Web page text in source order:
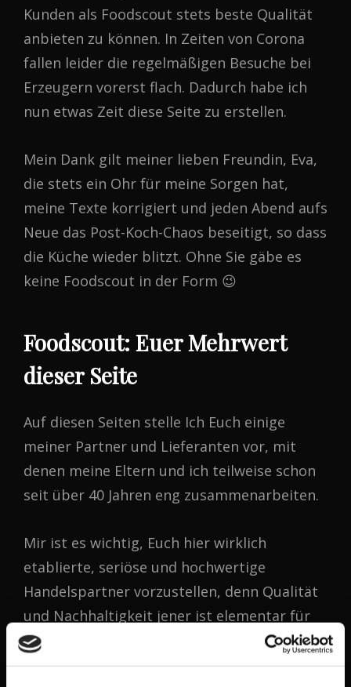
Kunden als Foodscout stets beste Qualität
anbieten zu können. In Zeiten von Corona
fallen leider die regelmäßigen Besuche bei
Erzeugern vorerst flach. Dadurch habe ich
nun etwas Zeit diese Seite zu erstellen.
Mein Dank gilt meiner lieben Freundin, Eva,
die stets ein Ohr für meine Sorgen hat,
meine Texte korrigiert und jeden Abend aufs
Neue das Post-Koch-Chaos beseitigt, so dass
die Küche wieder blitzt. Ohne Sie gäbe es
keine Foodscout in der Form 😉
Foodscout: Euer Mehrwert
dieser Seite
Auf diesen Seiten stelle Ich Euch einige
meiner Partner und Lieferanten vor, mit
denen meine Eltern und ich teilweise schon
seit über 40 Jahren eng zusammenarbeiten.
Mir ist es wichtig, Euch hier wirklich
etablierte, seriöse und hochwertige
Handelspartner vorzustellen, denn Qualität
und Nachhaltigkeit jener ist elementar für
meine Empfehlungen. Im
Lebensmittelhandel ist die Dauerhaftigkeit